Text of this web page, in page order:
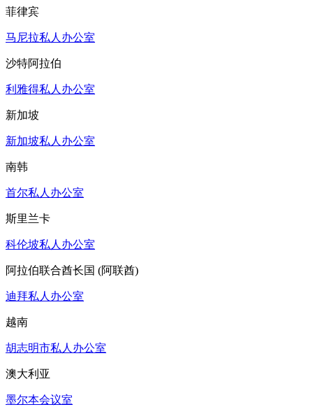
菲律宾
马尼拉私人办公室
沙特阿拉伯
利雅得私人办公室
新加坡
新加坡私人办公室
南韩
首尔私人办公室
斯里兰卡
科伦坡私人办公室
阿拉伯联合酋长国 (阿联酋)
迪拜私人办公室
越南
胡志明市私人办公室
澳大利亚
墨尔本会议室